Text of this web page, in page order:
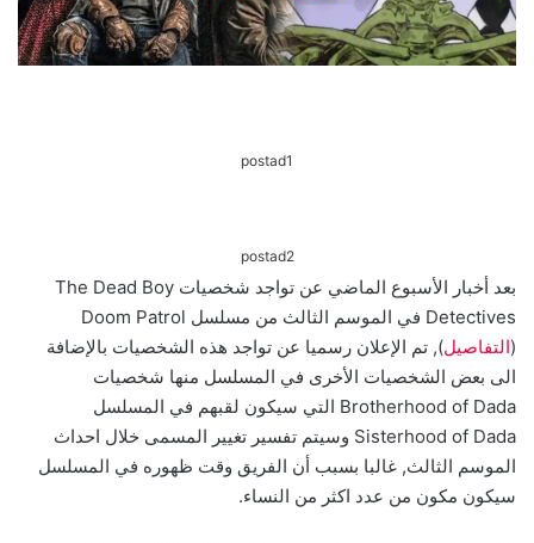
postad1
postad2
بعد أخبار الأسبوع الماضي عن تواجد شخصيات The Dead Boy
Detectives في الموسم الثالث من مسلسل Doom Patrol
(التفاصيل), تم الإعلان رسميا عن تواجد هذه الشخصيات بالإضافة
الى بعض الشخصيات الأخرى في المسلسل منها شخصيات
Brotherhood of Dada التي سيكون لقبهم في المسلسل
Sisterhood of Dada وسيتم تفسير تغيير المسمى خلال احداث
الموسم الثالث, غالبا بسبب أن الفريق وقت ظهوره في المسلسل
سيكون مكون من عدد اكثر من النساء.